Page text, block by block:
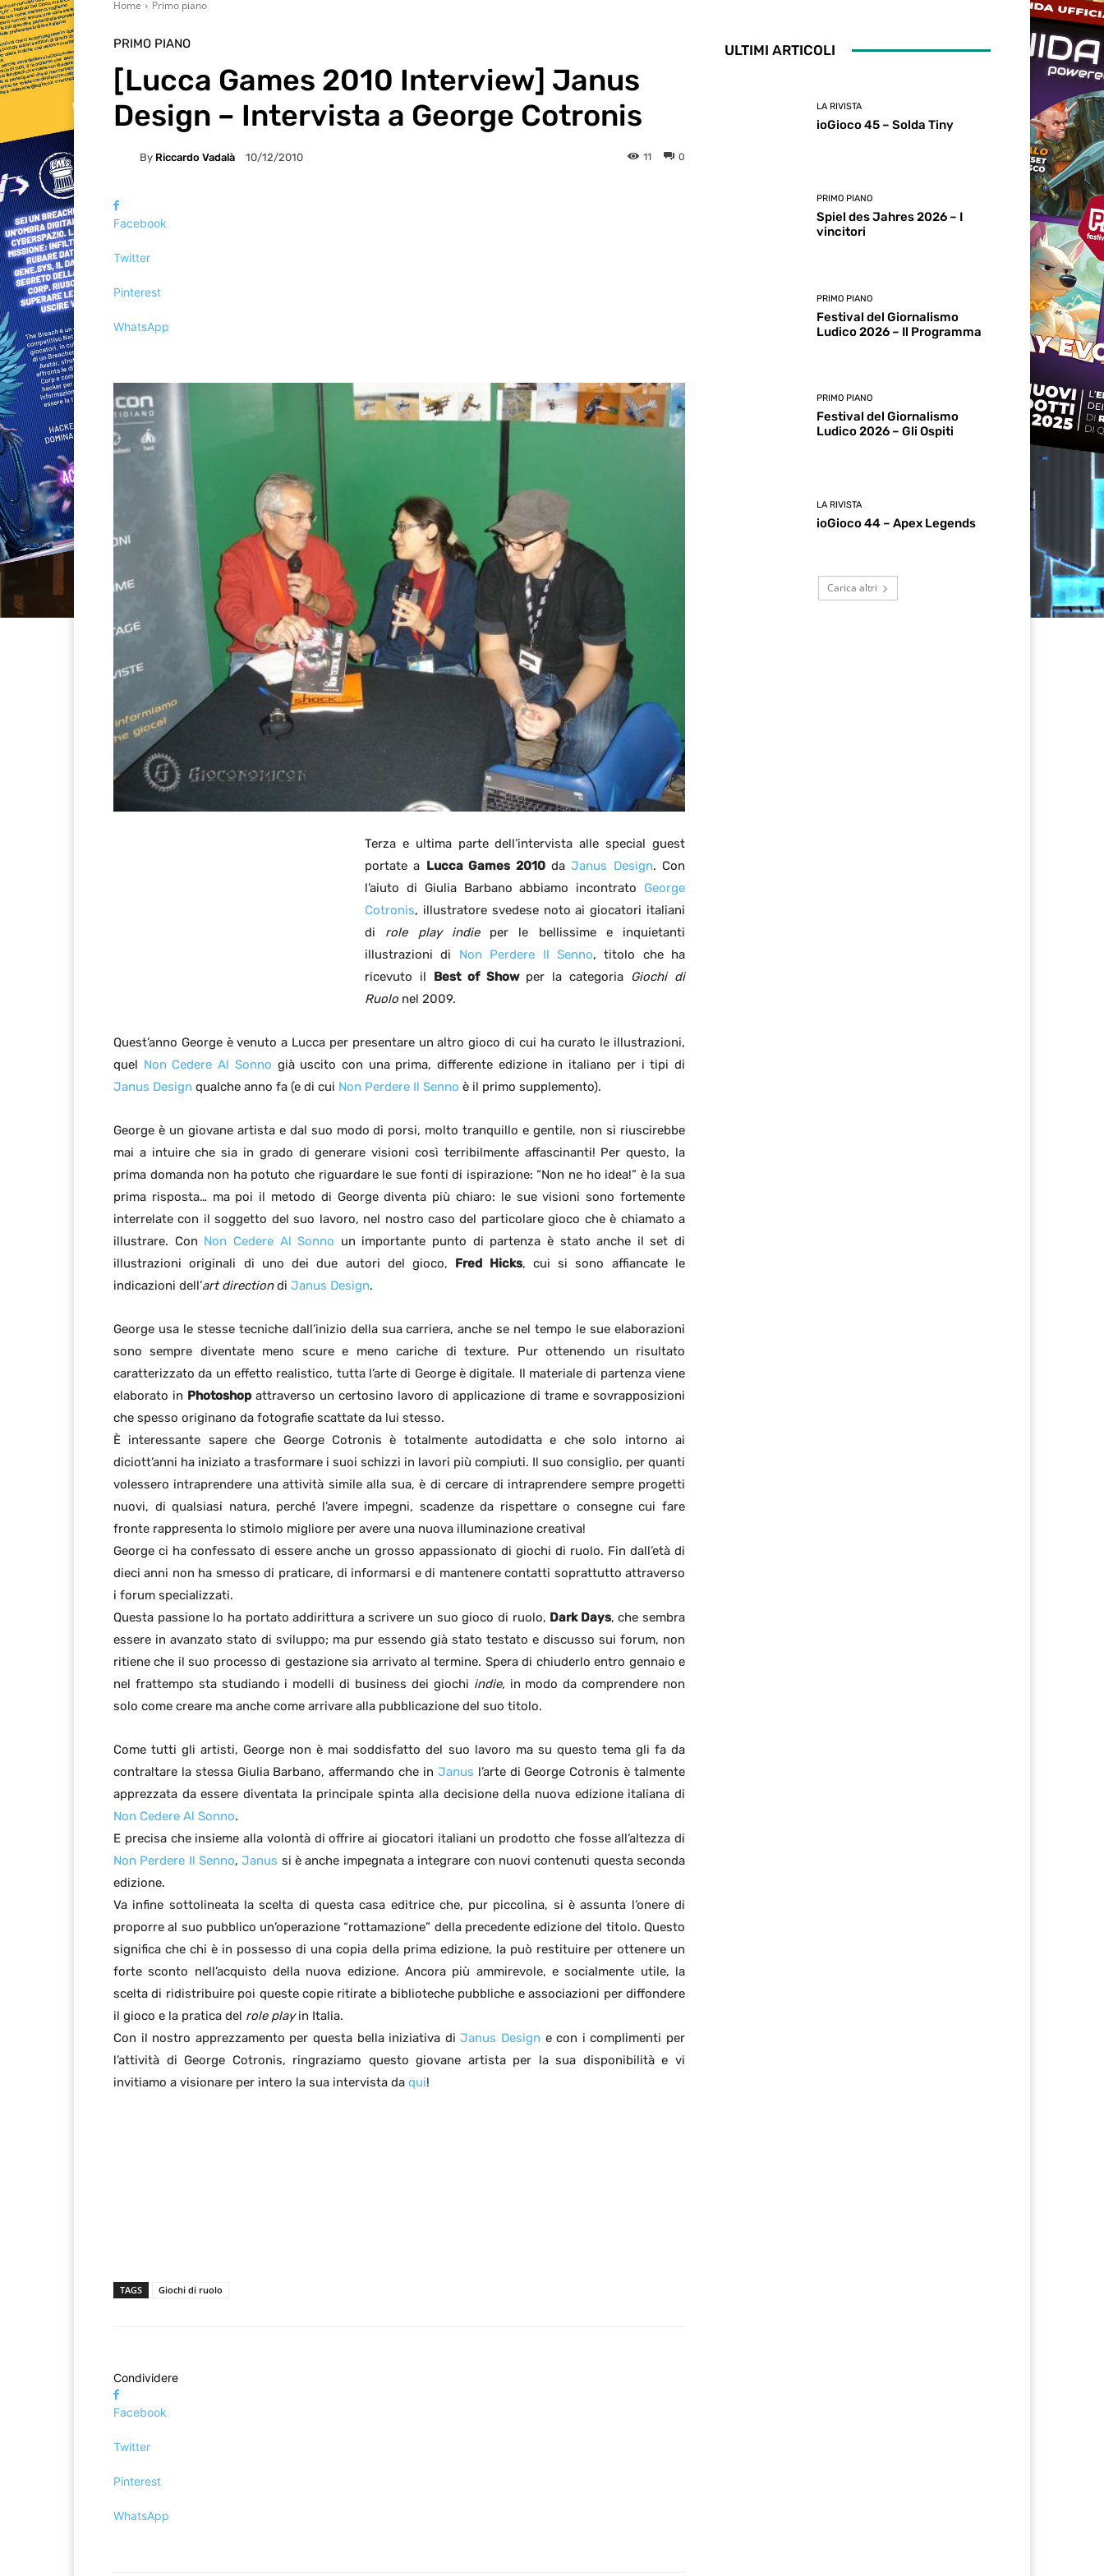
Home Primo piano
PRIMO PIANO
[Lucca Games 2010 Interview] Janus
Design – Intervista a George Cotronis
By Riccardo Vadalà 10/12/2010 0
11
Facebook
Twitter
Pinterest
WhatsApp
Terza e ultima parte dell’intervista alle special guest
portate a Lucca Games 2010daJanus Design. Con
l’aiuto di Giulia Barbano abbiamo incontrato George
Cotronis, illustratore svedese noto ai giocatori italiani
di role play indieper le bellissime e inquietanti
illustrazioni di Non Perdere Il Senno, titolo che ha
ricevuto il Best of Showper la categoria Giochi di
Ruolo nel 2009.
Quest’anno George è venuto a Lucca per presentare un altro gioco di cui ha curato le illustrazioni,
quel Non Cedere Al Sonno già uscito con una prima, differente edizione in italiano per i tipi di
Janus Design qualche anno fa (e di cui Non Perdere Il Senno è il primo supplemento).
George è un giovane artista e dal suo modo di porsi, molto tranquillo e gentile, non si riuscirebbe
mai a intuire che sia in grado di generare visioni così terribilmente affascinanti! Per questo, la
prima domanda non ha potuto che riguardare le sue fonti di ispirazione: “Non ne ho idea!” è la sua
prima risposta… ma poi il metodo di George diventa più chiaro: le sue visioni sono fortemente
interrelate con il soggetto del suo lavoro, nel nostro caso del particolare gioco che è chiamato a
illustrare. Con Non Cedere Al Sonno un importante punto di partenza è stato anche il set di
illustrazioni originali di uno dei due autori del gioco, Fred Hicks, cui si sono affiancate le
indicazioni dell’art directiondi Janus Design.
George usa le stesse tecniche dall’inizio della sua carriera, anche se nel tempo le sue elaborazioni
sono sempre diventate meno scure e meno cariche di texture. Pur ottenendo un risultato
caratterizzato da un effetto realistico, tutta l’arte di George è digitale. Il materiale di partenza viene
elaborato in Photoshop attraverso un certosino lavoro di applicazione di trame e sovrapposizioni
che spesso originano da fotografie scattate da lui stesso.
È interessante sapere che George Cotronis è totalmente autodidatta e che solo intorno ai
diciott’anni ha iniziato a trasformare i suoi schizzi in lavori più compiuti. Il suo consiglio, per quanti
volessero intraprendere una attività simile alla sua, è di cercare di intraprendere sempre progetti
nuovi, di qualsiasi natura, perché l’avere impegni, scadenze da rispettare o consegne cui fare
fronte rappresenta lo stimolo migliore per avere una nuova illuminazione creativa!
George ci ha confessato di essere anche un grosso appassionato di giochi di ruolo. Fin dall’età di
dieci anni non ha smesso di praticare, di informarsi e di mantenere contatti soprattutto attraverso
i forum specializzati.
Questa passione lo ha portato addirittura a scrivere un suo gioco di ruolo, Dark Days, che sembra
essere in avanzato stato di sviluppo; ma pur essendo già stato testato e discusso sui forum, non
ritiene che il suo processo di gestazione sia arrivato al termine. Spera di chiuderlo entro gennaio e
nel frattempo sta studiando i modelli di business dei giochi indie, in modo da comprendere non
solo come creare ma anche come arrivare alla pubblicazione del suo titolo.
Come tutti gli artisti, George non è mai soddisfatto del suo lavoro ma su questo tema gli fa da
contraltare la stessa Giulia Barbano, affermando che in Janus l’arte di George Cotronis è talmente
apprezzata da essere diventata la principale spinta alla decisione della nuova edizione italiana di
Non Cedere Al Sonno.
E precisa che insieme alla volontà di offrire ai giocatori italiani un prodotto che fosse all’altezza di
Non Perdere Il Senno,Janus si è anche impegnata a integrare con nuovi contenuti questa seconda
edizione.
Va infine sottolineata la scelta di questa casa editrice che, pur piccolina, si è assunta l’onere di
proporre al suo pubblico un’operazione “rottamazione” della precedente edizione del titolo. Questo
significa che chi è in possesso di una copia della prima edizione, la può restituire per ottenere un
forte sconto nell’acquisto della nuova edizione. Ancora più ammirevole, e socialmente utile, la
scelta di ridistribuire poi queste copie ritirate a biblioteche pubbliche e associazioni per diffondere
il gioco e la pratica del role playin Italia.
Con il nostro apprezzamento per questa bella iniziativa diJanus Design e con i complimenti per
l’attività di George Cotronis, ringraziamo questo giovane artista per la sua disponibilità e vi
invitiamo a visionare per intero la sua intervista da qui!
TAGS Giochi di ruolo
Condividere
Facebook
Twitter
Pinterest
WhatsApp
ULTIMI ARTICOLI
LA RIVISTA
ioGioco 45 – Solda Tiny
PRIMO PIANO
Spiel des Jahres 2026 – I
vincitori
PRIMO PIANO
Festival del Giornalismo
Ludico 2026 – Il Programma
PRIMO PIANO
Festival del Giornalismo
Ludico 2026 – Gli Ospiti
LA RIVISTA
ioGioco 44 – Apex Legends
Carica altri